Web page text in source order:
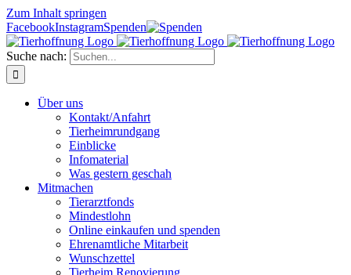
Zum Inhalt springen
FacebookInstagramSpenden
Suche nach:
Über uns
Kontakt/Anfahrt
Tierheimrundgang
Einblicke
Infomaterial
Was gestern geschah
Mitmachen
Tierarztfonds
Mindestlohn
Online einkaufen und spenden
Ehrenamtliche Mitarbeit
Wunschzettel
Tierheim Renovierung